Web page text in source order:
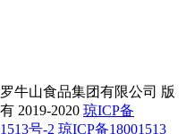
牛山食品集团有限公司 版
2019-2020 琼ICP备
号-2 琼ICP备18001513